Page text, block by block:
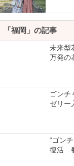
「福岡」の記事
未来型
万発の
ゴンチ
ゼリー
“ゴン
復活